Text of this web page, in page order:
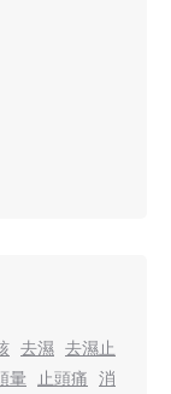
去濕 去濕止
暈 止頭痛 消